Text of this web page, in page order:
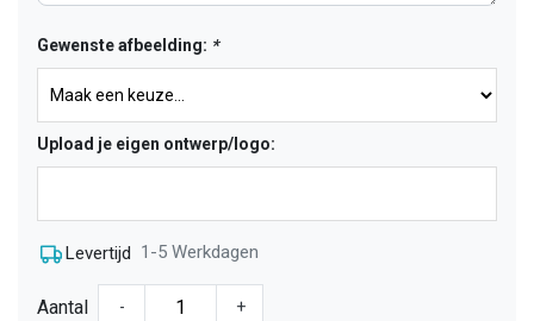
Gewenste afbeelding: *
Upload je eigen ontwerp/logo:
Levertijd 1-5 Werkdagen
Aantal - +